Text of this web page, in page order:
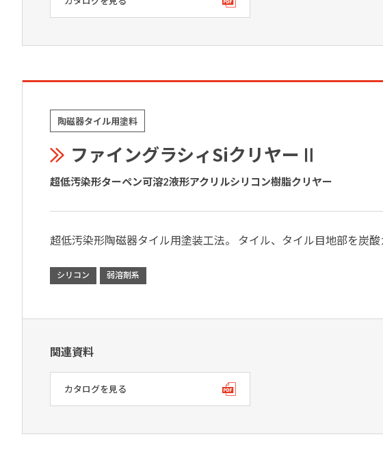
陶磁器タイル用塗料
ファイングラシィSiクリヤーⅡ
超低汚染形ターペン可溶2液形アクリルシリコン樹脂クリヤー
超低汚染形陶磁器タイル用塗装工法。 タイル、タイル目地部を炭酸
シリコン 弱溶剤系
関連資料
カタログを見る